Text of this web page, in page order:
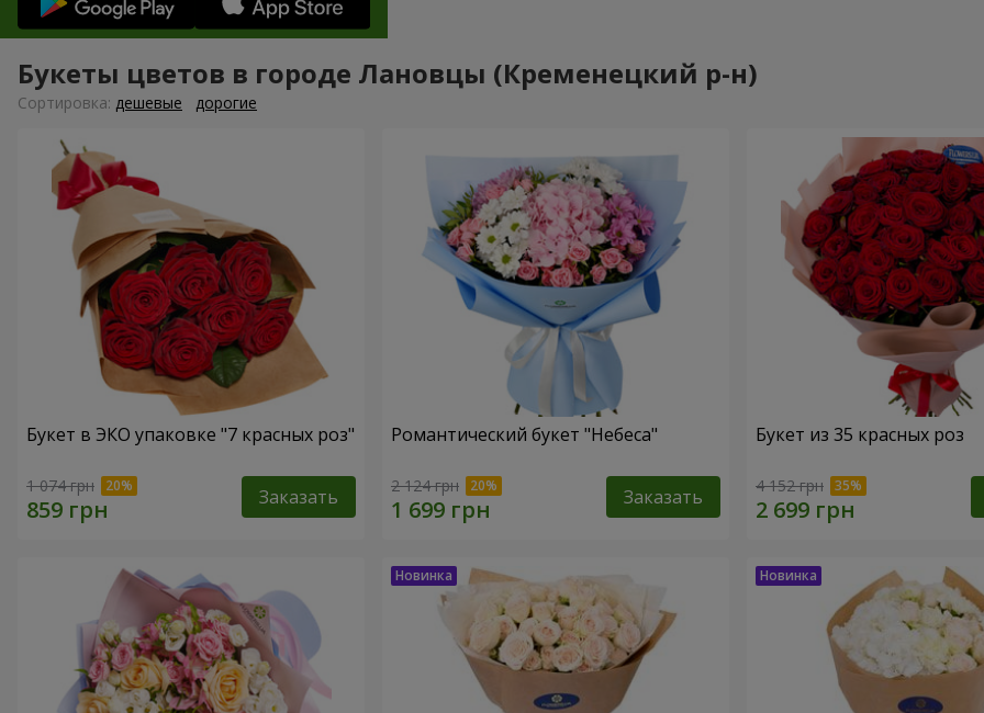
Букеты цветов в городе Лановцы (Кременецкий р-н)
Cортировка: дешевые дорогие
Букет в ЭКО упаковке "7 красных роз"
1 074 грн Заказать
Романтический букет "Небеса"
2 124 грн Заказать
Букет из 35 красных роз
4 152 грн